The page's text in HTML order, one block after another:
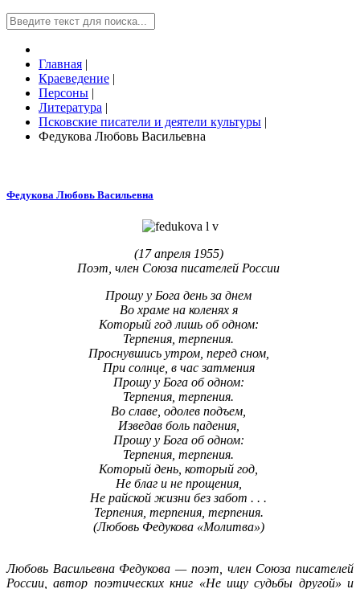
Главная |
Краеведение |
Персоны |
Литература |
Псковские писатели и деятели культуры |
Федукова Любовь Васильевна
Федукова Любовь Васильевна
(17 апреля 1955)
Поэт, член Союза писателей России
Прошу у Бога день за днем
Во храме на коленях я
Который год лишь об одном:
Терпения, терпения.
Проснувшись утром, перед сном,
При солнце, в час затмения
Прошу у Бога об одном:
Терпения, терпения.
Во славе, одолев подъем,
Изведав боль падения,
Прошу у Бога об одном:
Терпения, терпения.
Который день, который год,
Не благ и не прощения,
Не райской жизни без забот . . .
Терпения, терпения, терпения.
(Любовь Федукова «Молитва»)
Любовь Васильевна Федукова — поэт, член Союза писателей
России, автор поэтических книг «Не ищу судьбы другой» и